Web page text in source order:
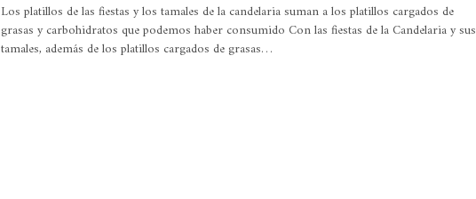
Los platillos de las fiestas y los tamales de la candelaria suman a los platillos cargados de
grasas y carbohidratos que podemos haber consumido Con las fiestas de la Candelaria y sus
tamales, además de los platillos cargados de grasas…